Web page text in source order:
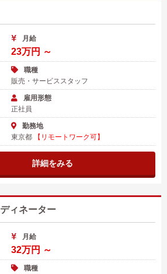
月給
23万円 ～
職種
販売・サービススタッフ
雇用形態
正社員
勤務地
東京都
【リモートワーク可】
詳細をみる
ィネーター
月給
32万円 ～
職種